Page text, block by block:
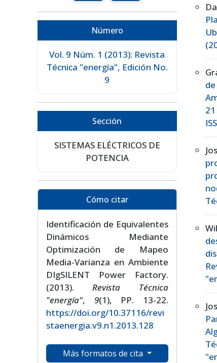
Número
Vol. 9 Núm. 1 (2013): Revista
Técnica "energía", Edición No.
9
Sección
SISTEMAS ELÉCTRICOS DE
POTENCIA
Cómo citar
Identificación de Equivalentes
Dinámicos Mediante
Optimización de Mapeo
Media-Varianza en Ambiente
DIgSILENT Power Factory.
(2013).Revista Técnica
"energía", 9(1), PP. 13-22.
https://doi.org/10.37116/revi
staenergia.v9.n1.2013.128
Más formatos de cita